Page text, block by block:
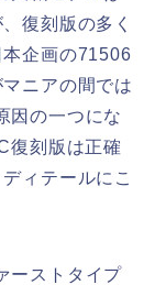
復刻版の多く
企画の71506
ニアの間では
因の一つにな
復刻版は正確
ィテールにこ
ーストタイプ